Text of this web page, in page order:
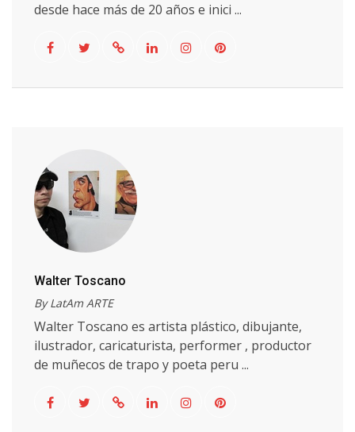
desde hace más de 20 años e inici ...
Walter Toscano
By LatAm ARTE
Walter Toscano es artista plástico, dibujante,
ilustrador, caricaturista, performer , productor
de muñecos de trapo y poeta peru ...